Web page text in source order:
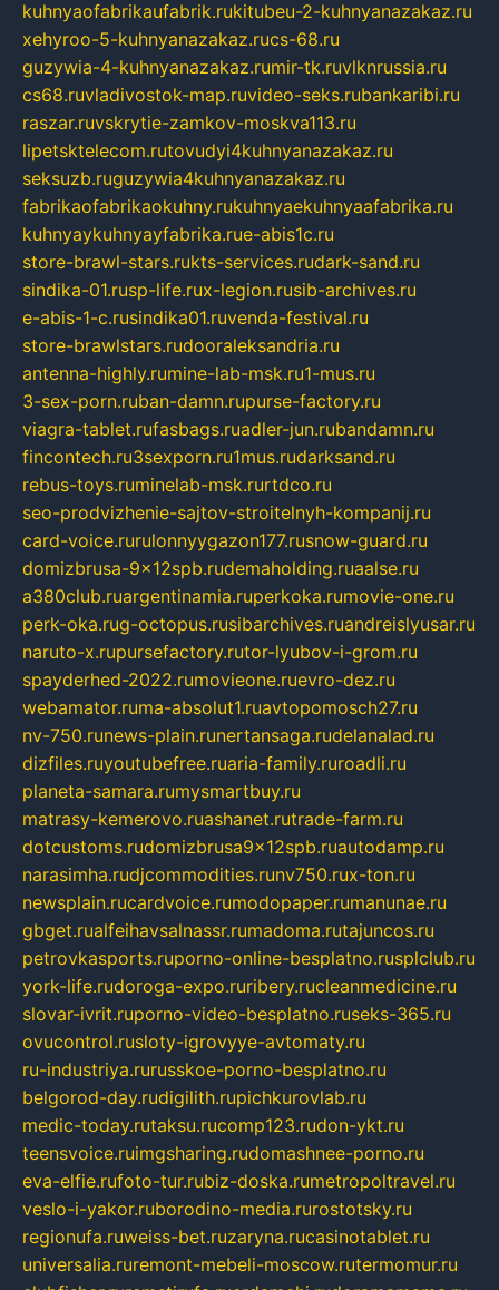
kuhnyaofabrikaufabrik.rukitubeu-2-kuhnyanazakaz.ru
xehyroo-5-kuhnyanazakaz.rucs-68.ru
guzywia-4-kuhnyanazakaz.rumir-tk.ruvlknrussia.ru
cs68.ruvladivostok-map.ruvideo-seks.rubankaribi.ru
raszar.ruvskrytie-zamkov-moskva113.ru
lipetsktelecom.rutovudyi4kuhnyanazakaz.ru
seksuzb.ruguzywia4kuhnyanazakaz.ru
fabrikaofabrikaokuhny.rukuhnyaekuhnyaafabrika.ru
kuhnyaykuhnyayfabrika.rue-abis1c.ru
store-brawl-stars.rukts-services.rudark-sand.ru
sindika-01.rusp-life.rux-legion.rusib-archives.ru
e-abis-1-c.rusindika01.ruvenda-festival.ru
store-brawlstars.rudooraleksandria.ru
antenna-highly.rumine-lab-msk.ru1-mus.ru
3-sex-porn.ruban-damn.rupurse-factory.ru
viagra-tablet.rufasbags.ruadler-jun.rubandamn.ru
fincontech.ru3sexporn.ru1mus.rudarksand.ru
rebus-toys.ruminelab-msk.rurtdco.ru
seo-prodvizhenie-sajtov-stroitelnyh-kompanij.ru
card-voice.rurulonnyygazon177.rusnow-guard.ru
domizbrusa-9x12spb.rudemaholding.ruaalse.ru
a380club.ruargentinamia.ruperkoka.rumovie-one.ru
perk-oka.rug-octopus.rusibarchives.ruandreislyusar.ru
naruto-x.rupursefactory.rutor-lyubov-i-grom.ru
spayderhed-2022.rumovieone.ruevro-dez.ru
webamator.ruma-absolut1.ruavtopomosch27.ru
nv-750.runews-plain.runertansaga.rudelanalad.ru
dizfiles.ruyoutubefree.ruaria-family.ruroadli.ru
planeta-samara.rumysmartbuy.ru
matrasy-kemerovo.ruashanet.rutrade-farm.ru
dotcustoms.rudomizbrusa9x12spb.ruautodamp.ru
narasimha.rudjcommodities.runv750.rux-ton.ru
newsplain.rucardvoice.rumodopaper.rumanunae.ru
gbget.rualfeihavsalnassr.rumadoma.rutajuncos.ru
petrovkasports.ruporno-online-besplatno.rusplclub.ru
york-life.rudoroga-expo.ruribery.rucleanmedicine.ru
slovar-ivrit.ruporno-video-besplatno.ruseks-365.ru
ovucontrol.rusloty-igrovyye-avtomaty.ru
ru-industriya.rurusskoe-porno-besplatno.ru
belgorod-day.rudigilith.rupichkurovlab.ru
medic-today.rutaksu.rucomp123.rudon-ykt.ru
teensvoice.ruimgsharing.rudomashnee-porno.ru
eva-elfie.rufoto-tur.rubiz-doska.rumetropoltravel.ru
veslo-i-yakor.ruborodino-media.rurostotsky.ru
regionufa.ruweiss-bet.ruzaryna.rucasinotablet.ru
universalia.ruremont-mebeli-moscow.rutermomur.ru